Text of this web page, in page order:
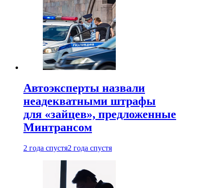
Автоэксперты назвали
неадекватными штрафы
для «зайцев», предложенные
Минтрансом
2 года спустя2 года спустя